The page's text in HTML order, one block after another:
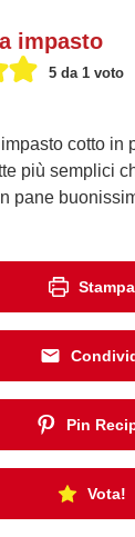
impasto
5da 1 voto
impasto cotto in
più semplici
pane
Stampa
Pin
Vota!